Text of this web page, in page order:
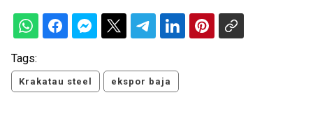
Tags:
Krakatau steel ekspor baja